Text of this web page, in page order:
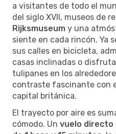
a visitantes de todo el
del siglo XVII, museos de
Rijksmuseum y una
siente en cada rincón. Ya
sus calles en bicicleta,
casas inclinadas o
tulipanes en los
contraste fascinante con
capital británica.
El trayecto por aire es
cómodo. Un vuelo directo